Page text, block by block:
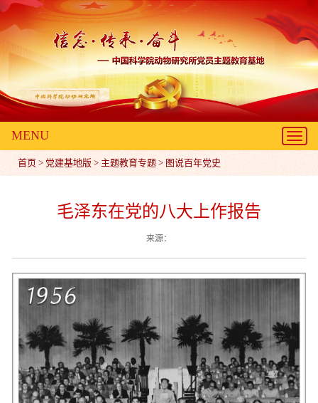
MENU
首页 > 党建基地版 > 主题教育专题 > 图说百年党史
毛泽东在党的八大上作报告
来源：